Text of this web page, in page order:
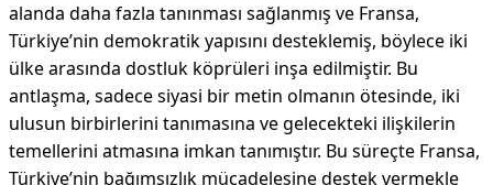
alanda daha fazla tanınması sağlanmış ve Fransa,
Türkiye’nin demokratik yapısını desteklemiş, böylece iki
ülke arasında dostluk köprüleri inşa edilmiştir. Bu
antlaşma, sadece siyasi bir metin olmanın ötesinde, iki
ulusun birbirlerini tanımasına ve gelecekteki ilişkilerin
temellerini atmasına imkan tanımıştır. Bu süreçte Fransa,
Türkiye’nin bağımsızlık mücadelesine destek vermekle